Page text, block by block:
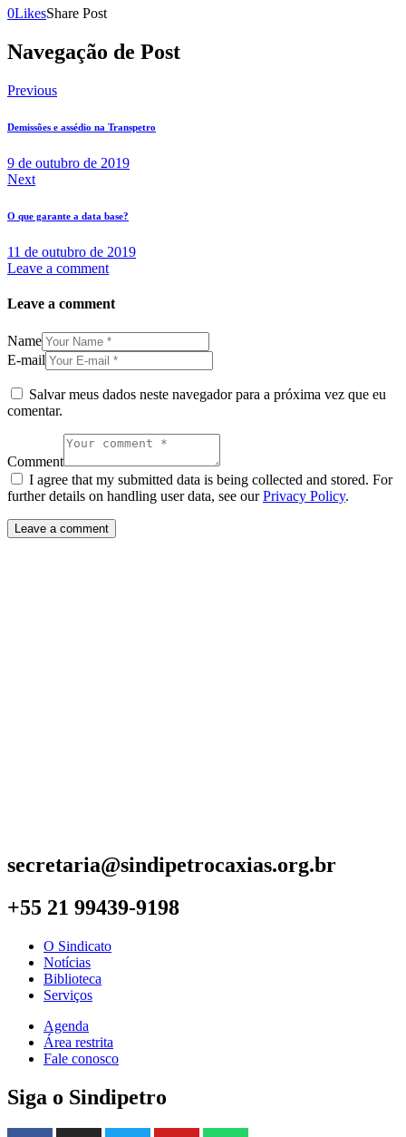
0LikesShare Post
Navegação de Post
Previous
Demissões e assédio na Transpetro
9 de outubro de 2019
Next
O que garante a data base?
11 de outubro de 2019
Leave a comment
Leave a comment
Name
E-mail
Salvar meus dados neste navegador para a próxima vez que eu
comentar.
Comment
I agree that my submitted data is being collected and stored. For
further details on handling user data, see ourPrivacy Policy.
secretaria@sindipetrocaxias.org.br
+55 21 99439-9198
O Sindicato
Notícias
Biblioteca
Serviços
Agenda
Área restrita
Fale conosco
Siga o Sindipetro